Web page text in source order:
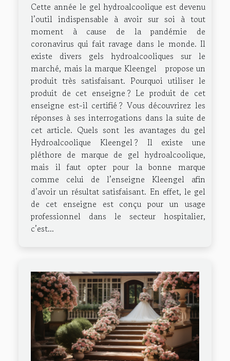
Cette année le gel hydroalcoolique est devenu
l’outil indispensable à avoir sur soi à tout
moment à cause de la pandémie de
coronavirus qui fait ravage dans le monde. Il
existe divers gels hydroalcooliques sur le
marché, mais la marque Kleengel propose un
produit très satisfaisant. Pourquoi utiliser le
produit de cet enseigne ? Le produit de cet
enseigne est-il certifié ? Vous découvrirez les
réponses à ses interrogations dans la suite de
cet article. Quels sont les avantages du gel
Hydroalcoolique Kleengel ? Il existe une
pléthore de marque de gel hydroalcoolique,
mais il faut opter pour la bonne marque
comme celui de l’enseigne Kleengel afin
d’avoir un résultat satisfaisant. En effet, le gel
de cet enseigne est conçu pour un usage
professionnel dans le secteur hospitalier,
c’est...